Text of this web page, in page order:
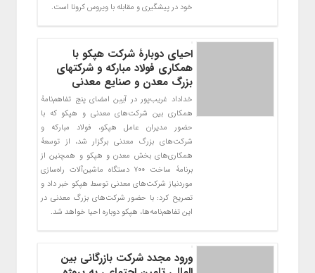
خود در پیشگیری و مقابله با ویروس کرونا است.
احیای دوبارۀ شرکت هپکو با
همکاری فولاد مبارکه و شرکتهای
بزرگ معدن و صنایع معدنی
خداداد غریب‌پور در آیین امضای پنج تفاهم‌نامۀ
همکاری بین شرکت‌های معدنی و هپکو که با
حضور مدیران عامل هپکو، فولاد مبارکه و
شرکت‌های بزرگ معدنی برگزار شد، از توسعۀ
همکاری‌های بخش معدن و هپکو و همچنین از
برنامۀ ساخت 700 دستگاه ماشین‌آلات راه‌سازی
موردنیاز شرکت‌های معدنی توسط هپکو خبر داد و
تصریح کرد: با حضور شرکت‌های بزرگ معدنی در
این تفاهم‌نامه‌ها، هپکو دوباره احیا خواهد شد.
ورود مجدد شرکت بازرگانی بین